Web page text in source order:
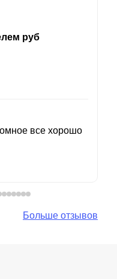
руб
все хорошо
Больше отзывов